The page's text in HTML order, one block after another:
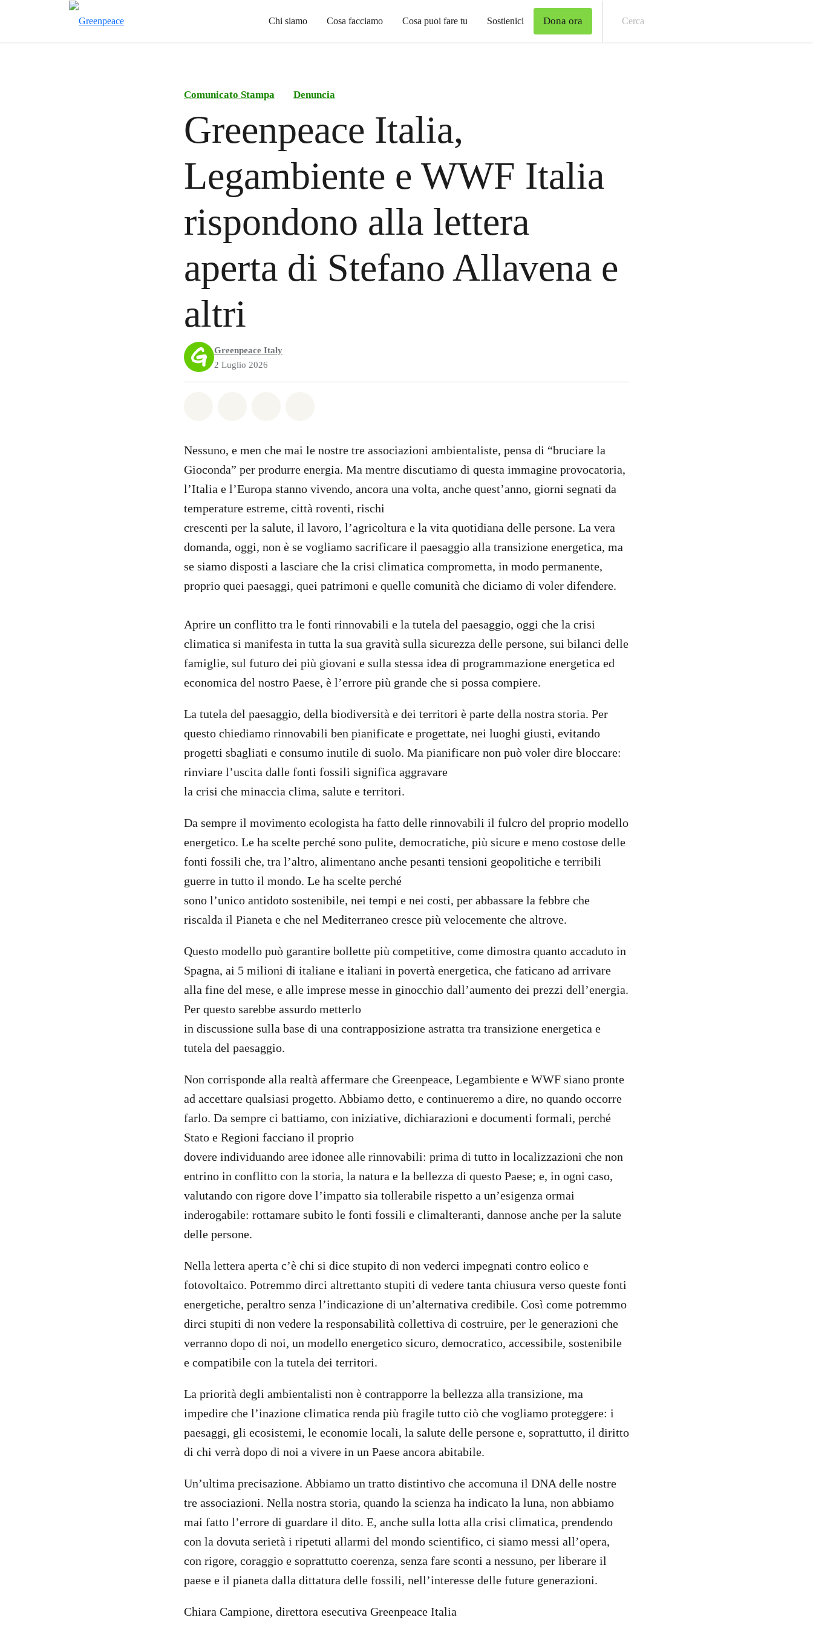
Chi siamo Cosa facciamo Cosa puoi fare tu Sostienici Dona ora
Comunicato Stampa Denuncia
Greenpeace Italia,
Legambiente e WWF Italia
rispondono alla lettera
aperta di Stefano Allavena e
altri
Greenpeace Italy
2 Luglio 2026
Nessuno, e men che mai le nostre tre associazioni ambientaliste, pensa di “bruciare la
Gioconda” per produrre energia. Ma mentre discutiamo di questa immagine provocatoria,
l’Italia e l’Europa stanno vivendo, ancora una volta, anche quest’anno, giorni segnati da
temperature estreme, città roventi, rischi
crescenti per la salute, il lavoro, l’agricoltura e la vita quotidiana delle persone. La vera
domanda, oggi, non è se vogliamo sacrificare il paesaggio alla transizione energetica, ma
se siamo disposti a lasciare che la crisi climatica comprometta, in modo permanente,
proprio quei paesaggi, quei patrimoni e quelle comunità che diciamo di voler difendere.
Aprire un conflitto tra le fonti rinnovabili e la tutela del paesaggio, oggi che la crisi
climatica si manifesta in tutta la sua gravità sulla sicurezza delle persone, sui bilanci delle
famiglie, sul futuro dei più giovani e sulla stessa idea di programmazione energetica ed
economica del nostro Paese, è l’errore più grande che si possa compiere.
La tutela del paesaggio, della biodiversità e dei territori è parte della nostra storia. Per
questo chiediamo rinnovabili ben pianificate e progettate, nei luoghi giusti, evitando
progetti sbagliati e consumo inutile di suolo. Ma pianificare non può voler dire bloccare:
rinviare l’uscita dalle fonti fossili significa aggravare
la crisi che minaccia clima, salute e territori.
Da sempre il movimento ecologista ha fatto delle rinnovabili il fulcro del proprio modello
energetico. Le ha scelte perché sono pulite, democratiche, più sicure e meno costose delle
fonti fossili che, tra l’altro, alimentano anche pesanti tensioni geopolitiche e terribili
guerre in tutto il mondo. Le ha scelte perché
sono l’unico antidoto sostenibile, nei tempi e nei costi, per abbassare la febbre che
riscalda il Pianeta e che nel Mediterraneo cresce più velocemente che altrove.
Questo modello può garantire bollette più competitive, come dimostra quanto accaduto in
Spagna, ai 5 milioni di italiane e italiani in povertà energetica, che faticano ad arrivare
alla fine del mese, e alle imprese messe in ginocchio dall’aumento dei prezzi dell’energia.
Per questo sarebbe assurdo metterlo
in discussione sulla base di una contrapposizione astratta tra transizione energetica e
tutela del paesaggio.
Non corrisponde alla realtà affermare che Greenpeace, Legambiente e WWF siano pronte
ad accettare qualsiasi progetto. Abbiamo detto, e continueremo a dire, no quando occorre
farlo. Da sempre ci battiamo, con iniziative, dichiarazioni e documenti formali, perché
Stato e Regioni facciano il proprio
dovere individuando aree idonee alle rinnovabili: prima di tutto in localizzazioni che non
entrino in conflitto con la storia, la natura e la bellezza di questo Paese; e, in ogni caso,
valutando con rigore dove l’impatto sia tollerabile rispetto a un’esigenza ormai
inderogabile: rottamare subito le fonti fossili e climalteranti, dannose anche per la salute
delle persone.
Nella lettera aperta c’è chi si dice stupito di non vederci impegnati contro eolico e
fotovoltaico. Potremmo dirci altrettanto stupiti di vedere tanta chiusura verso queste fonti
energetiche, peraltro senza l’indicazione di un’alternativa credibile. Così come potremmo
dirci stupiti di non vedere la responsabilità collettiva di costruire, per le generazioni che
verranno dopo di noi, un modello energetico sicuro, democratico, accessibile, sostenibile
e compatibile con la tutela dei territori.
La priorità degli ambientalisti non è contrapporre la bellezza alla transizione, ma
impedire che l’inazione climatica renda più fragile tutto ciò che vogliamo proteggere: i
paesaggi, gli ecosistemi, le economie locali, la salute delle persone e, soprattutto, il diritto
di chi verrà dopo di noi a vivere in un Paese ancora abitabile.
Un’ultima precisazione. Abbiamo un tratto distintivo che accomuna il DNA delle nostre
tre associazioni. Nella nostra storia, quando la scienza ha indicato la luna, non abbiamo
mai fatto l’errore di guardare il dito. E, anche sulla lotta alla crisi climatica, prendendo
con la dovuta serietà i ripetuti allarmi del mondo scientifico, ci siamo messi all’opera,
con rigore, coraggio e soprattutto coerenza, senza fare sconti a nessuno, per liberare il
paese e il pianeta dalla dittatura delle fossili, nell’interesse delle future generazioni.
Chiara Campione, direttora esecutiva Greenpeace Italia